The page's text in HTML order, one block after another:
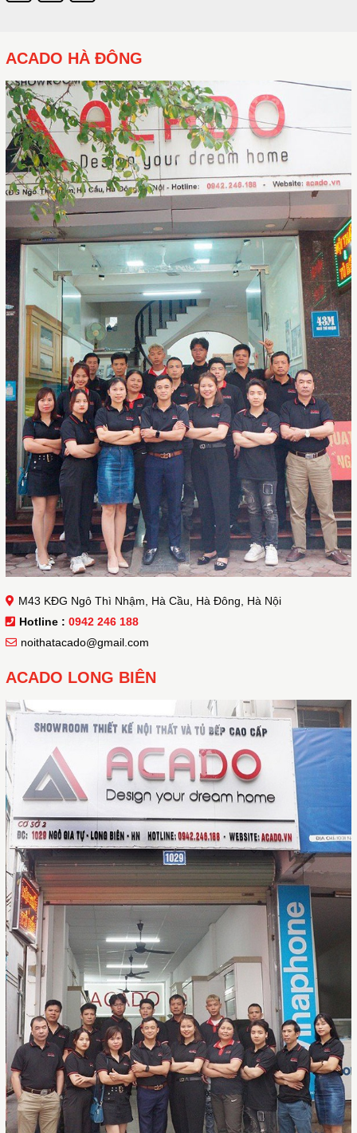
ACADO HÀ ĐÔNG
M43 KĐG Ngô Thì Nhậm, Hà Cầu, Hà Đông, Hà Nội
Hotline : 0942 246 188
noithatacado@gmail.com
ACADO LONG BIÊN